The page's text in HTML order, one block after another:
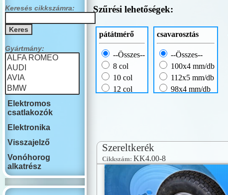
Szűrési lehetőségek:
pátátmérő
--Összes--
8 col
10 col
12 col
csavarosztás
--Összes--
100x4 mm/db
112x5 mm/db
98x4 mm/db
Szereltkerék
Cikkszám: KK4.00-8
Keresés cikkszámra:
Gyártmány:
Elektromos
csatlakozók
Elektronika
Visszajelző
Vonóhorog
alkatrész